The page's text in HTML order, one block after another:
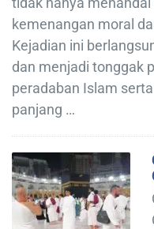
kemenangan moral
Kejadian ini
dan menjadi tonggak
peradaban Islam
panjang …